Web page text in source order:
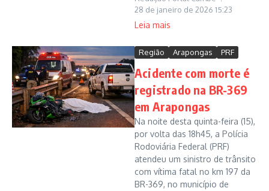
28 de janeiro de 2026 15:23
Leia mais
Região Arapongas PRF
Acidente com morte é
registrado na BR-369
em Arapongas
Na noite desta quinta-feira (15),
por volta das 18h45, a Polícia
Rodoviária Federal (PRF)
atendeu um sinistro de trânsito
com vítima fatal no km 197 da
BR-369, no município de